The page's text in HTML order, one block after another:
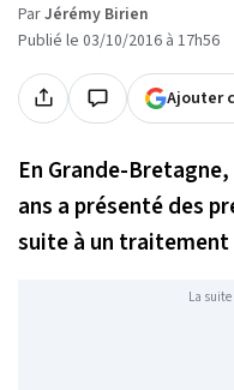
ParJérémy Birien
Publié le 03/10/2016 à 17h56
Ajouter
En Grande-
ans a présenté des
suite à un
La